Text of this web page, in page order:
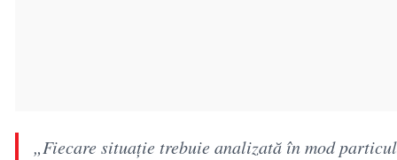
„Fiecare situație trebuie analizată în mod